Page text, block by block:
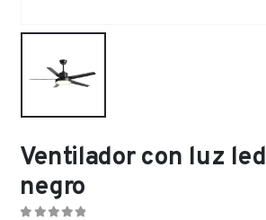
Ventilador con luz led
negro